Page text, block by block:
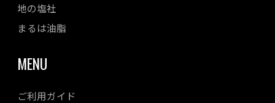
地の塩社
まるは油脂
MENU
ご利用ガイド